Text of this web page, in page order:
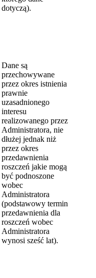
dotyczą).
Dane są
przechowywane
przez okres istnienia
prawnie
uzasadnionego
interesu
realizowanego przez
Administratora, nie
dłużej jednak niż
przez okres
przedawnienia
roszczeń jakie mogą
być podnoszone
wobec
Administratora
(podstawowy termin
przedawnienia dla
roszczeń wobec
Administratora
wynosi sześć lat).